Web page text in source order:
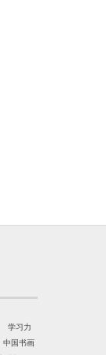
学习力
中国书画